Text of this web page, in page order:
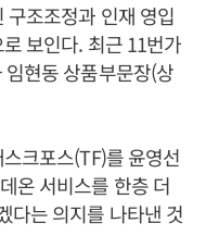
구조조정과 인재 영입
보인다. 최근 11번가
현동 상품부문장(상
크포스(TF)를 윤영선
온 서비스를 한층 더
다는 의지를 나타낸 것